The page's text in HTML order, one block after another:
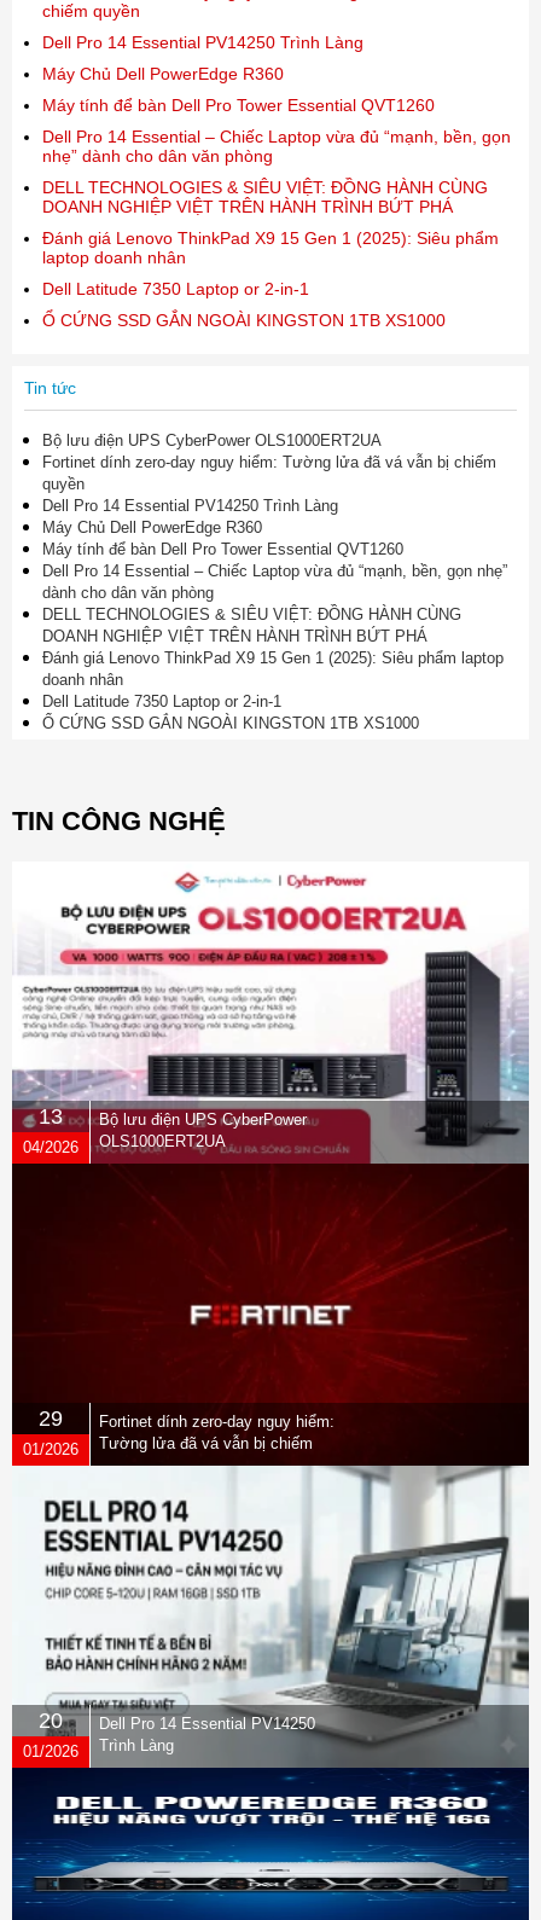
chiếm quyền
Dell Pro 14 Essential PV14250 Trình Làng
Máy Chủ Dell PowerEdge R360
Máy tính để bàn Dell Pro Tower Essential QVT1260
Dell Pro 14 Essential – Chiếc Laptop vừa đủ “mạnh, bền, gọn
nhẹ” dành cho dân văn phòng
DELL TECHNOLOGIES & SIÊU VIỆT: ĐỒNG HÀNH CÙNG
DOANH NGHIỆP VIỆT TRÊN HÀNH TRÌNH BỨT PHÁ
Đánh giá Lenovo ThinkPad X9 15 Gen 1 (2025): Siêu phẩm
laptop doanh nhân
Dell Latitude 7350 Laptop or 2-in-1
Ổ CỨNG SSD GẮN NGOÀI KINGSTON 1TB XS1000
Tin tức
Bộ lưu điện UPS CyberPower OLS1000ERT2UA
Fortinet dính zero-day nguy hiểm: Tường lửa đã vá vẫn bị chiếm
quyền
Dell Pro 14 Essential PV14250 Trình Làng
Máy Chủ Dell PowerEdge R360
Máy tính để bàn Dell Pro Tower Essential QVT1260
Dell Pro 14 Essential – Chiếc Laptop vừa đủ “mạnh, bền, gọn nhẹ”
dành cho dân văn phòng
DELL TECHNOLOGIES & SIÊU VIỆT: ĐỒNG HÀNH CÙNG
DOANH NGHIỆP VIỆT TRÊN HÀNH TRÌNH BỨT PHÁ
Đánh giá Lenovo ThinkPad X9 15 Gen 1 (2025): Siêu phẩm laptop
doanh nhân
Dell Latitude 7350 Laptop or 2-in-1
Ổ CỨNG SSD GẮN NGOÀI KINGSTON 1TB XS1000
TIN CÔNG NGHỆ
13
04/2026
Bộ lưu điện UPS CyberPower
OLS1000ERT2UA
29
01/2026
Fortinet dính zero-day nguy hiểm:
Tường lửa đã vá vẫn bị chiếm
quyền
20
01/2026
Dell Pro 14 Essential PV14250
Trình Làng